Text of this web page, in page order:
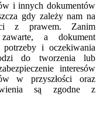
i innych dokumentów
gdy zależy nam na
z prawem. Zanim
a dokument
potrzeby i oczekiwania
do tworzenia lub
interesów
w przyszłości oraz
są zgodne z